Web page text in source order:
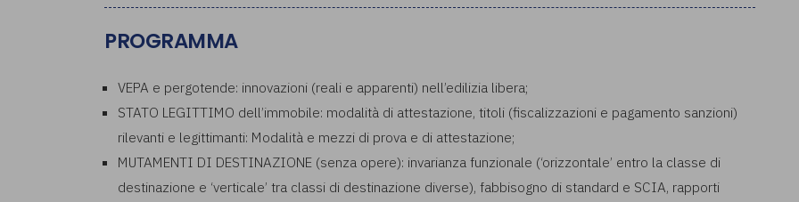
PROGRAMMA
VEPA e pergotende: innovazioni (reali e apparenti) nell’edilizia libera;
STATO LEGITTIMO dell’immobile: modalità di attestazione, titoli (fiscalizzazioni e pagamento sanzioni)
rilevanti e legittimanti: Modalità e mezzi di prova e di attestazione;
MUTAMENTI DI DESTINAZIONE (senza opere): invarianza funzionale (‘orizzontale’ entro la classe di
destinazione e ‘verticale’ tra classi di destinazione diverse), fabbisogno di standard e SCIA, rapporti